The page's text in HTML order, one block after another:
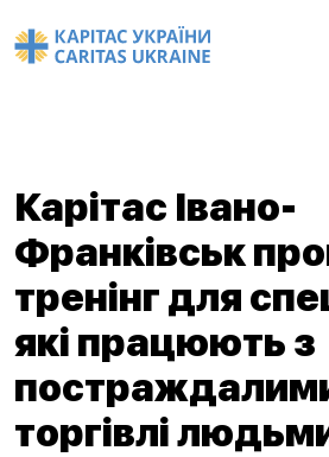
Карітас Івано-
Франківськ
тренінг для
які працюють з
торгівлі